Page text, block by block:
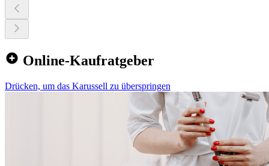
Online-Kaufratgeber
Drücken, um das Karussell zu überspringen